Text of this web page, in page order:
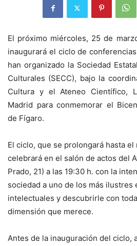
El próximo miércoles, 25 de
inaugurará el ciclo de
han organizado la Sociedad
Culturales (SECC), bajo la
Cultura y el Ateneo Científico,
Madrid para conmemorar el
de Fígaro.
El ciclo, que se prolongará hasta
celebrará en el salón de actos del
Prado, 21) a las 19:30 h. con la
sociedad a uno de los más ilustres
intelectuales y descubrirle con
dimensión que merece.
Antes de la inauguración del ciclo,